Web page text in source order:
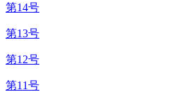
第14号
第13号
第12号
第11号